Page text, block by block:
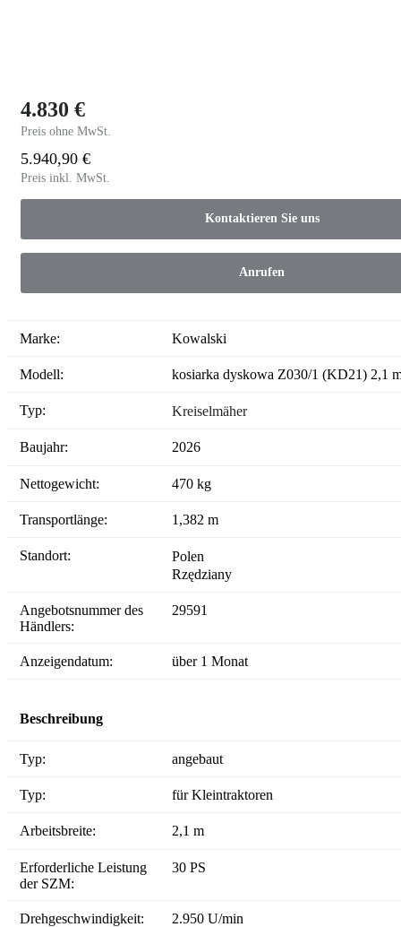
4.830 €
Preis ohne MwSt.
5.940,90 €
Preis inkl. MwSt.
Kontaktieren Sie uns
Anrufen
Marke: Kowalski
Modell: kosiarka dyskowa Z030/1 (KD21) 2,1
Typ: Kreiselmäher
Baujahr: 2026
Nettogewicht: 470 kg
Transportlänge: 1,382 m
Standort:
Polen
Rzędziany
Angebotsnummer des
Händlers:
29591
Anzeigendatum: über 1 Monat
Beschreibung
Typ: angebaut
Typ: für Kleintraktoren
Arbeitsbreite: 2,1 m
Erforderliche Leistung
der SZM:
30 PS
Drehgeschwindigkeit: 2.950 U/min